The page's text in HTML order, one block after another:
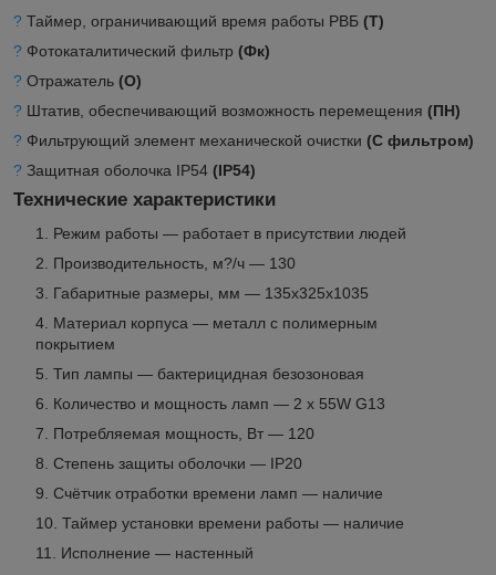
? Таймер, ограничивающий время работы РВБ (Т)
? Фотокаталитический фильтр (Фк)
? Отражатель (О)
? Штатив, обеспечивающий возможность перемещения (ПН)
? Фильтрующий элемент механической очистки (С фильтром)
? Защитная оболочка IP54 (IP54)
Технические характеристики
Режим работы — работает в присутствии людей
Производительность, м?/ч — 130
Габаритные размеры, мм — 135x325x1035
Материал корпуса — металл с полимерным
покрытием
Тип лампы — бактерицидная безозоновая
Количество и мощность ламп — 2 х 55W G13
Потребляемая мощность, Вт — 120
Степень защиты оболочки — IP20
Счётчик отработки времени ламп — наличие
Таймер установки времени работы — наличие
Исполнение — настенный